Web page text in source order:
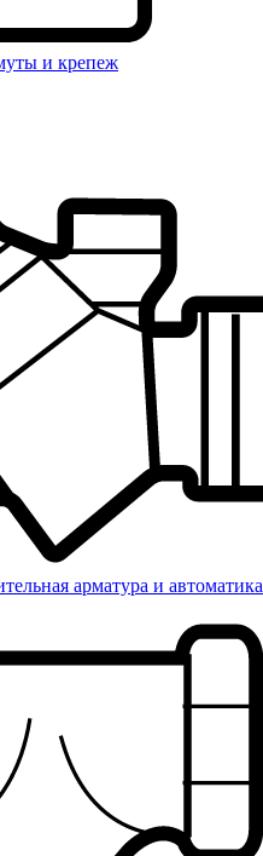
и крепеж
арматура и автоматика